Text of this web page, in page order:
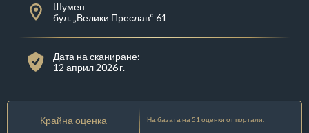
Шумен
бул. „Велики Преслав“ 61
Дата на сканиране:
12 април 2026 г.
Крайна оценка На базата на 51 оценки от портали: